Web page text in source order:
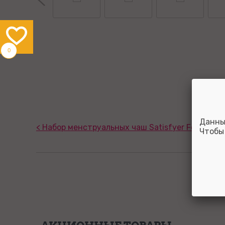
< Набор менструальных чаш Satisfyer Feel
0